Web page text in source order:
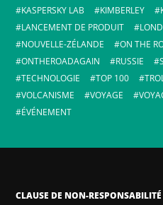
KASPERSKY LAB
KIMBERLEY
LANCEMENT DE PRODUIT
NOUVELLE-ZÉLANDE
ON THE
ONTHEROADAGAIN
RUSSIE
TECHNOLOGIE
TOP 100
VOLCANISME
VOYAGE
ÉVÉNEMENT
CLAUSE DE NON-RESPONSABILITÉ